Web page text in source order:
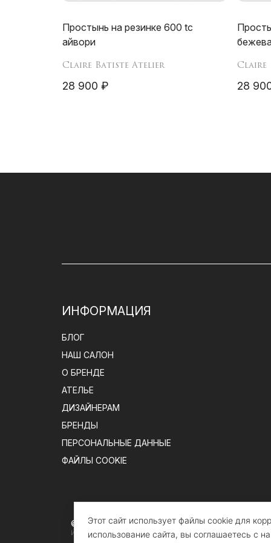
Простынь на резинке 600 tc
айвори
Claire Batiste Atelier
28 900 ₽
Claire
28
ИНФОРМАЦИЯ
БЛОГ
НАШ САЛОН
О БРЕНДЕ
АТЕЛЬЕ
ДИЗАЙНЕРАМ
БРЕНДЫ
ПЕРСОНАЛЬНЫЕ ДАННЫЕ
ФАЙЛЫ COOKIE
© claire-batiste.com, 2026 |Элитное
Информация на сайте носит информационный характер
Этот сайт использует файлы cookie для
использование сайта, вы соглашаетесь с